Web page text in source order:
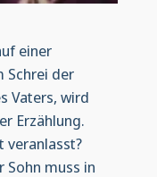
einer
Schrei der
Vaters, wird
Erzählung.
veranlasst?
Sohn muss in